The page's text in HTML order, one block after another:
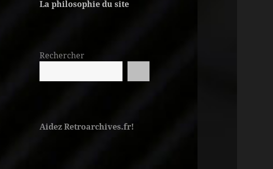
La philosophie du site
Rechercher
Aidez Retroarchives.fr!